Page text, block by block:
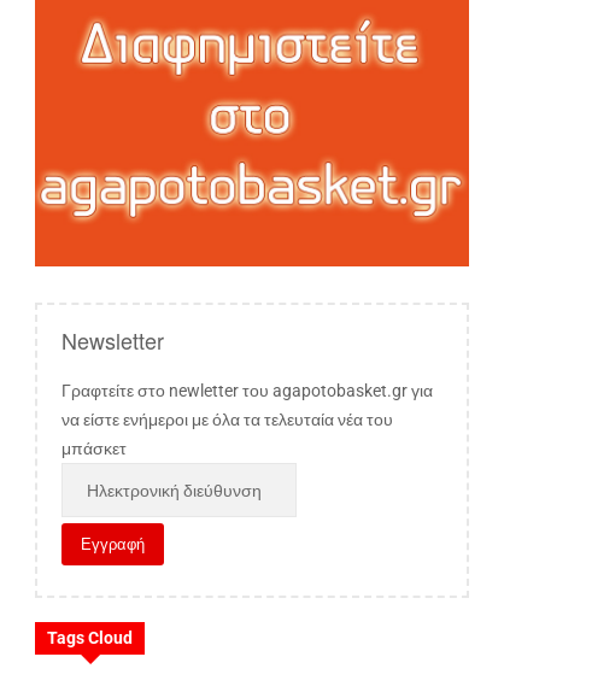
Newsletter
Γραφτείτε στο newletter του agapotobasket.gr για
να είστε ενήμεροι με όλα τα τελευταία νέα του
μπάσκετ
Tags Cloud